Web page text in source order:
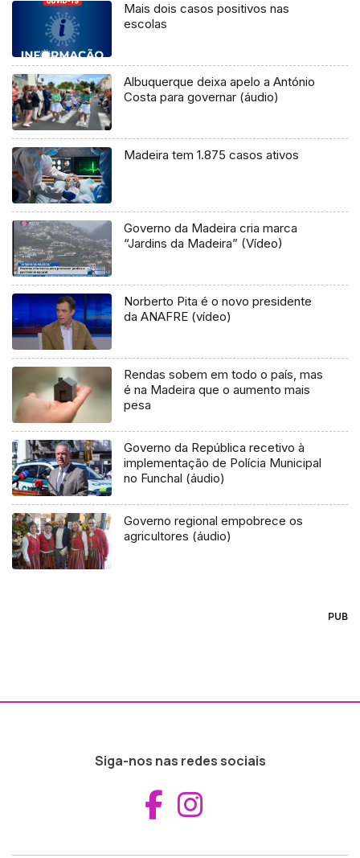
Mais dois casos positivos nas
escolas
Albuquerque deixa apelo a António
Costa para governar (áudio)
Madeira tem 1.875 casos ativos
Governo da Madeira cria marca
“Jardins da Madeira” (Vídeo)
Norberto Pita é o novo presidente
da ANAFRE (vídeo)
Rendas sobem em todo o país, mas
é na Madeira que o aumento mais
pesa
Governo da República recetivo à
implementação de Polícia Municipal
no Funchal (áudio)
Governo regional empobrece os
agricultores (áudio)
PUB
Siga-nos nas redes sociais
Aceder ao